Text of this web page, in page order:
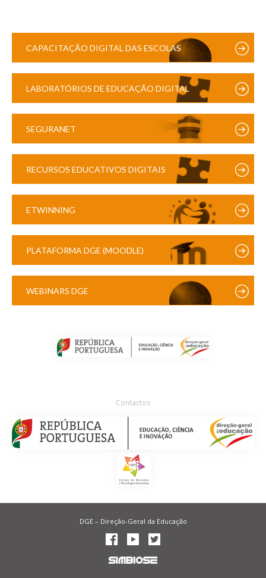
CAPACITAÇÃO DIGITAL DAS ESCOLAS
LABORATÓRIOS DE EDUCAÇÃO DIGITAL
SEGURANET
RECURSOS EDUCATIVOS DIGITAIS
ETWINNING
PLATAFORMA DGE (MOODLE)
WEBINARS DGE
Contactos
DGE – Direção-Geral da Educação